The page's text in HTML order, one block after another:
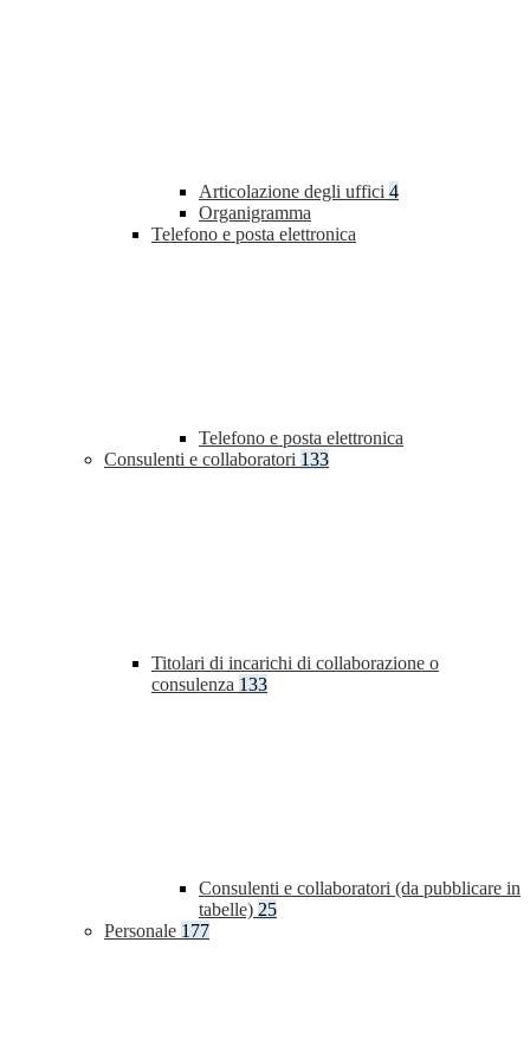
Articolazione degli uffici 4
Organigramma
Telefono e posta elettronica
Telefono e posta elettronica
Consulenti e collaboratori 133
Titolari di incarichi di collaborazione o
consulenza 133
Consulenti e collaboratori (da pubblicare in
tabelle) 25
Personale 177